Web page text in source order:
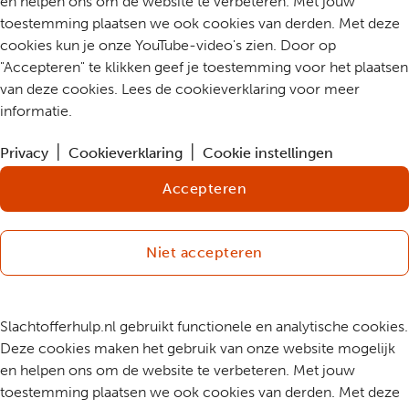
toestemming plaatsen we ook cookies van derden. Met deze
cookies kun je onze YouTube-video's zien. Door op
"Accepteren" te klikken geef je toestemming voor het plaatsen
van deze cookies. Lees de cookieverklaring voor meer
informatie.
Privacy Cookieverklaring Cookie instellingen
Accepteren
Niet accepteren
Slachtofferhulp.nl gebruikt functionele en analytische cookies.
Deze cookies maken het gebruik van onze website mogelijk
en helpen ons om de website te verbeteren. Met jouw
toestemming plaatsen we ook cookies van derden. Met deze